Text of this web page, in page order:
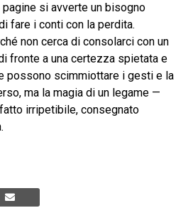
si avverte un bisogno
fare i conti con la perdita.
non cerca di consolarci con un
fronte a una certezza spietata e
possono scimmiottare i gesti e la
ma la magia di un legame —
irripetibile, consegnato